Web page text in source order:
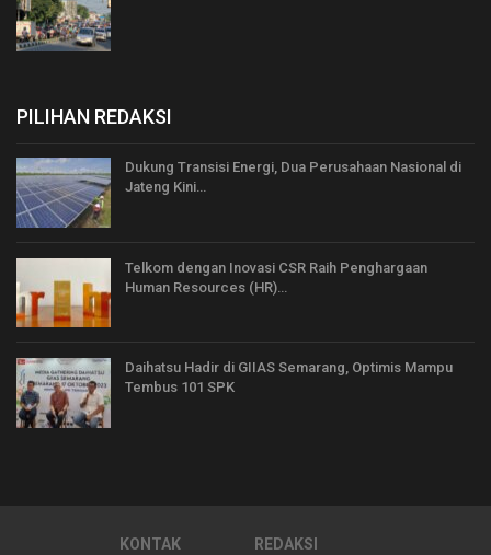
PILIHAN REDAKSI
Dukung Transisi Energi, Dua Perusahaan Nasional di
Jateng Kini…
Telkom dengan Inovasi CSR Raih Penghargaan
Human Resources (HR)…
Daihatsu Hadir di GIIAS Semarang, Optimis Mampu
Tembus 101 SPK
KONTAK REDAKSI